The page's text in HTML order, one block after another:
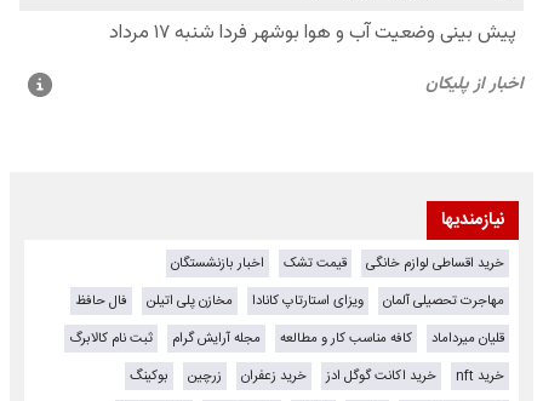
نیازمندیها
خرید اقساطی لوازم خانگی قیمت تشک
اخبار بازنشستگان
مهاجرت تحصیلی آلمان
ویزای استارتاپ کانادا مخازن پلی اتیلن
فال حافظ
قلیان میرداماد
کافه مناسب کار و مطالعه مجله آرایش گرام
ثبت نام کالابرگ
خرید nft
خرید اکانت گوگل ادز خرید زعفران زرچین
بوکینگ